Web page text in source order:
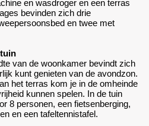
en wasdroger en een terras
bevinden zich drie
en twee met
van de woonkamer bevindt zich
kunt genieten van de avondzon.
het terras kom je in de omheinde
kunnen spelen. In de tuin
8 personen, een fietsenberging,
en een tafeltennistafel.